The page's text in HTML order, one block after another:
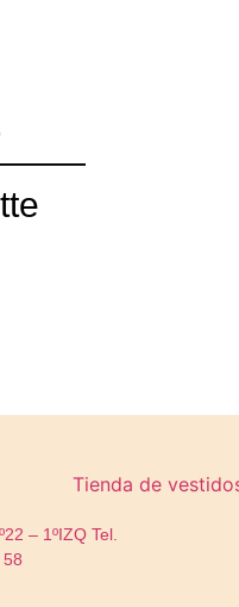
– 1ºIZQ Tel.